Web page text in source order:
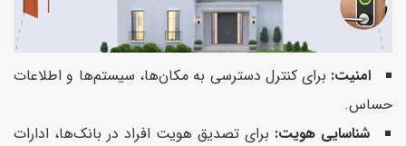
امنیت: برای کنترل دسترسی به مکان‌ها، سیستم‌ها و اطلاعات
حساس.
شناسایی هویت: برای تصدیق هویت افراد در بانک‌ها، ادارات